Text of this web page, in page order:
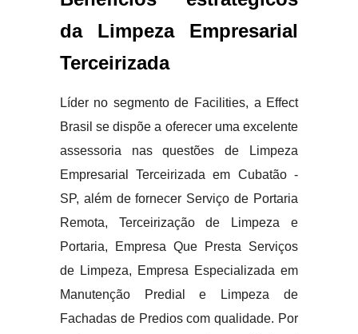
da Limpeza Empresarial
Terceirizada
Líder no segmento de Facilities, a Effect
Brasil se dispõe a oferecer uma excelente
assessoria nas questões de Limpeza
Empresarial Terceirizada em Cubatão -
SP, além de fornecer Serviço de Portaria
Remota, Terceirização de Limpeza e
Portaria, Empresa Que Presta Serviços
de Limpeza, Empresa Especializada em
Manutenção Predial e Limpeza de
Fachadas de Predios com qualidade. Por